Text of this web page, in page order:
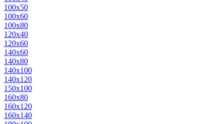
100х50
100х60
100х80
120х40
120х60
140х60
140х80
140х100
140х120
150х100
160х80
160х120
160х140